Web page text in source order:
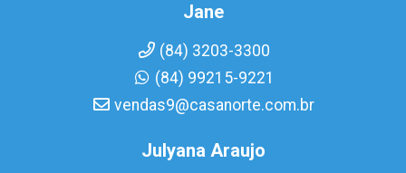
Jane
(84) 3203-3300
(84) 99215-9221
vendas9@casanorte.com.br
Julyana Araujo